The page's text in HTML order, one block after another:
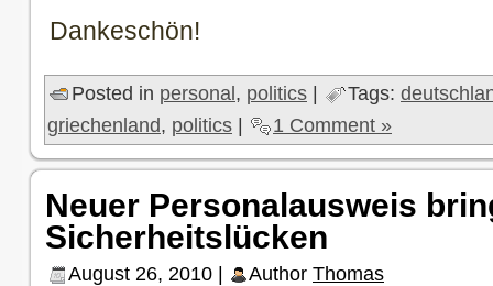
Dankeschön!
Posted in personal , politics Tags:
griechenland, politics 1 Comment »
Neuer Personalausweis
Sicherheitslücken
August 26, 2010 | Author Thomas